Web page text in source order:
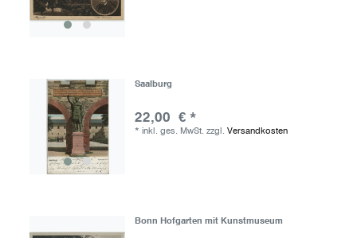
Saalburg
22,00 € *
* inkl. ges. MwSt. zzgl. Versandkosten
Bonn Hofgarten mit Kunstmuseum